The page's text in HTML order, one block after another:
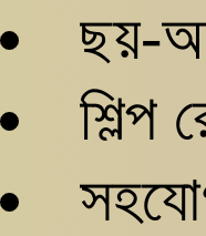
ছয়-
শিল্প